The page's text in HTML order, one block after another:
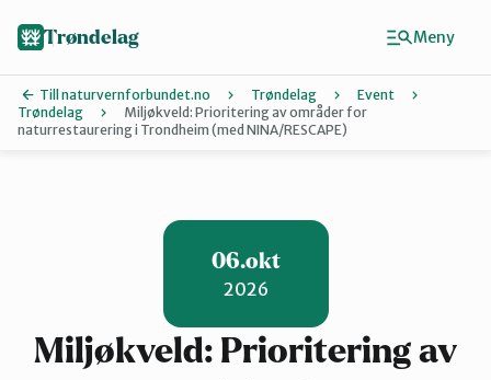
Levanger
Trøndelag
Till naturvernforbundet.no Trøndelag
Event
Trøndelag
Miljøkveld: Prioritering av områder for
naturrestaurering i Trondheim (med NINA/RESCAPE)
06.okt
2026
Miljøkveld: Prioritering av